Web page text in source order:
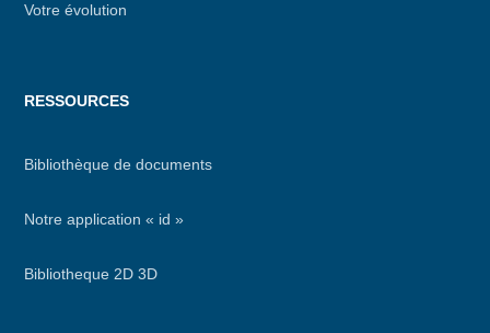
Votre évolution
RESSOURCES
Bibliothèque de documents
Notre application « id »
Bibliotheque 2D 3D